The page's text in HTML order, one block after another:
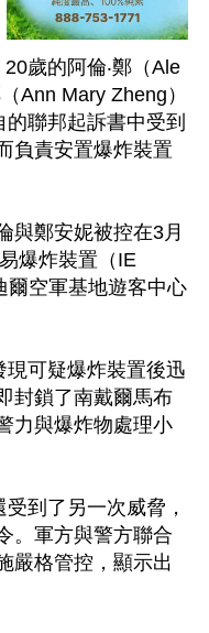
歲的阿倫‧鄭（Ale
Ann Mary Zheng）
聯邦起訴書中受到
負責安置爆炸裝置
與鄭安妮被控在3月
爆炸裝置（IE
爾空軍基地遊客中心
可疑爆炸裝置後迅
封鎖了南戴爾馬布
力與爆炸物處理小
到了另一次威脅，
。軍方與警方聯合
嚴格管控，顯示出